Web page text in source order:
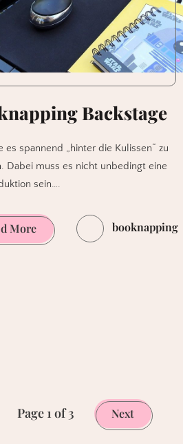
Previews?
Backstage
es spannend „hinter die Kulissen“ zu
Dabei muss es nicht unbedingt eine
sein….
MoreBooknapping
Backstage
booknapping
Page 1 of 3 Next